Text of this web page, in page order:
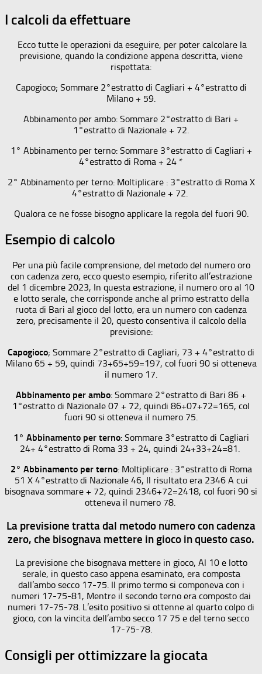
I calcoli da effettuare
Ecco tutte le operazioni da eseguire, per poter calcolare la
previsione, quando la condizione appena descritta, viene
rispettata:
Capogioco; Sommare 2°estratto di Cagliari + 4°estratto di
Milano + 59.
Abbinamento per ambo: Sommare 2°estratto di Bari +
1°estratto di Nazionale + 72.
1° Abbinamento per terno: Sommare 3°estratto di Cagliari +
4°estratto di Roma + 24 *
2° Abbinamento per terno: Moltiplicare : 3°estratto di Roma X
4°estratto di Nazionale + 72.
Qualora ce ne fosse bisogno applicare la regola del fuori 90.
Esempio di calcolo
Per una più facile comprensione, del metodo del numero oro
con cadenza zero, ecco questo esempio, riferito all’estrazione
del 1 dicembre 2023, In questa estrazione, il numero oro al 10
e lotto serale, che corrisponde anche al primo estratto della
ruota di Bari al gioco del lotto, era un numero con cadenza
zero, precisamente il 20, questo consentiva il calcolo della
previsione:
Capogioco; Sommare 2°estratto di Cagliari, 73 + 4°estratto di
Milano 65 + 59, quindi 73+65+59=197, col fuori 90 si otteneva
il numero 17.
Abbinamento per ambo: Sommare 2°estratto di Bari 86 +
1°estratto di Nazionale 07 + 72, quindi 86+07+72=165, col
fuori 90 si otteneva il numero 75.
1° Abbinamento per terno: Sommare 3°estratto di Cagliari
24+ 4°estratto di Roma 33 + 24, quindi 24+33+24=81.
2° Abbinamento per terno: Moltiplicare : 3°estratto di Roma
51 X 4°estratto di Nazionale 46, Il risultato era 2346 A cui
bisognava sommare + 72, quindi 2346+72=2418, col fuori 90 si
otteneva il numero 78.
La previsione tratta dal metodo numero con cadenza
zero, che bisognava mettere in gioco in questo caso.
La previsione che bisognava mettere in gioco, Al 10 e lotto
serale, in questo caso appena esaminato, era composta
dall’ambo secco 17-75. Il primo termo si componeva con i
numeri 17-75-81, Mentre il secondo terno era composto dai
numeri 17-75-78. L’esito positivo si ottenne al quarto colpo di
gioco, con la vincita dell’ambo secco 17 75 e del terno secco
17-75-78.
Consigli per ottimizzare la giocata